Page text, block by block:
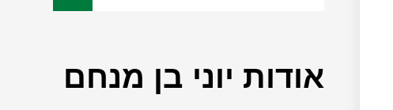
אודות יוני בן מנחם